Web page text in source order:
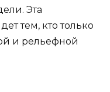
Эта
тем, кто только
и рельефной